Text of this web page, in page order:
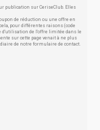
publication sur CeriseClub. Elles
de réduction ou une offre en
pour différentes raisons (code
d'utilisation de l'offre limitée dans le
sur cette page venait à ne plus
de notre formulaire de contact.